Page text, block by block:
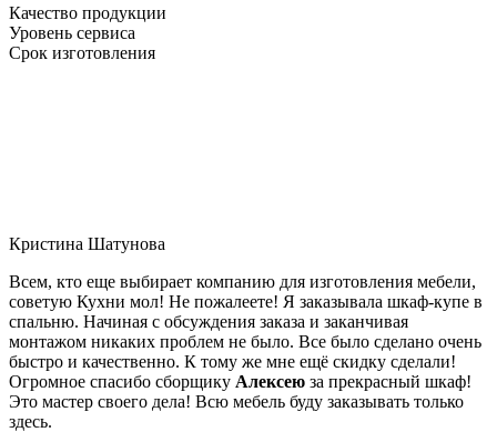
Качество продукции
Уровень сервиса
Срок изготовления
Кристина Шатунова
Всем, кто еще выбирает компанию для изготовления мебели,
советую Кухни мол! Не пожалеете! Я заказывала шкаф-купе в
спальню. Начиная с обсуждения заказа и заканчивая
монтажом никаких проблем не было. Все было сделано очень
быстро и качественно. К тому же мне ещё скидку сделали!
Огромное спасибо сборщику Алексею за прекрасный шкаф!
Это мастер своего дела! Всю мебель буду заказывать только
здесь.